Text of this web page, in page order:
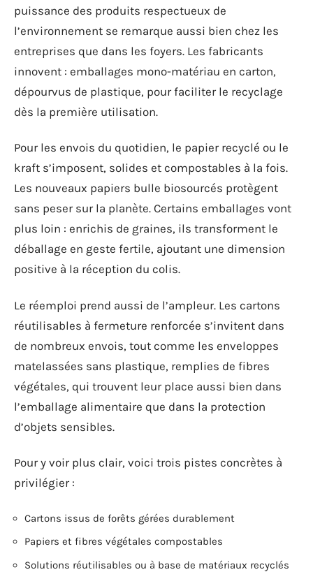
puissance des produits respectueux de
l’environnement se remarque aussi bien chez les
entreprises que dans les foyers. Les fabricants
innovent : emballages mono-matériau en carton,
dépourvus de plastique, pour faciliter le recyclage
dès la première utilisation.
Pour les envois du quotidien, le papier recyclé ou le
kraft s’imposent, solides et compostables à la fois.
Les nouveaux papiers bulle biosourcés protègent
sans peser sur la planète. Certains emballages vont
plus loin : enrichis de graines, ils transforment le
déballage en geste fertile, ajoutant une dimension
positive à la réception du colis.
Le réemploi prend aussi de l’ampleur. Les cartons
réutilisables à fermeture renforcée s’invitent dans
de nombreux envois, tout comme les enveloppes
matelassées sans plastique, remplies de fibres
végétales, qui trouvent leur place aussi bien dans
l’emballage alimentaire que dans la protection
d’objets sensibles.
Pour y voir plus clair, voici trois pistes concrètes à
privilégier :
Cartons issus de forêts gérées durablement
Papiers et fibres végétales compostables
Solutions réutilisables ou à base de matériaux recyclés